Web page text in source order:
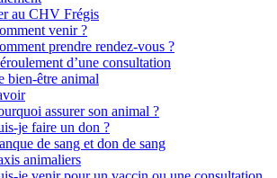
au CHV Frégis
venir ?
prendre rendez-vous ?
d’une consultation
bien-être animal
assurer son animal ?
je faire un don ?
de sang et don de sang
animaliers